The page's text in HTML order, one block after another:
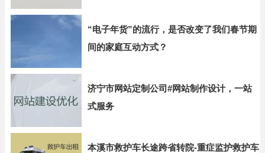
“电子年货”的流行，是否改变了我们春节期
间的家庭互动方式？
济宁市网站定制公司#网站制作设计，一站
式服务
本溪市救护车长途跨省转院-重症监护救护车